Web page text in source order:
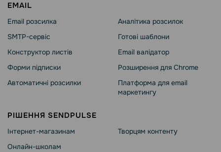
EMAIL
Email розсилка
SMTP-сервіс
Конструктор листів
Форми підписки
Автоматичні розсилки
Аналітика розсилок
Готові шаблони
Email валідатор
Розширення для Chrome
Платформа для email
маркетингу
РІШЕННЯ SENDPULSE
Інтернет-магазинам
Онлайн-школам
Творцям контенту